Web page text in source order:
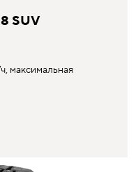
SUV
максимальная